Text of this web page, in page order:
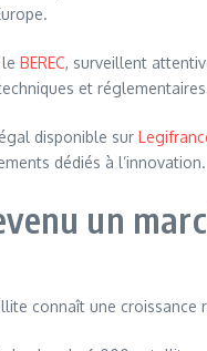
BEREC, surveillent
et
disponible sur
dédiés à l’innovation.
un
connaît une croissance